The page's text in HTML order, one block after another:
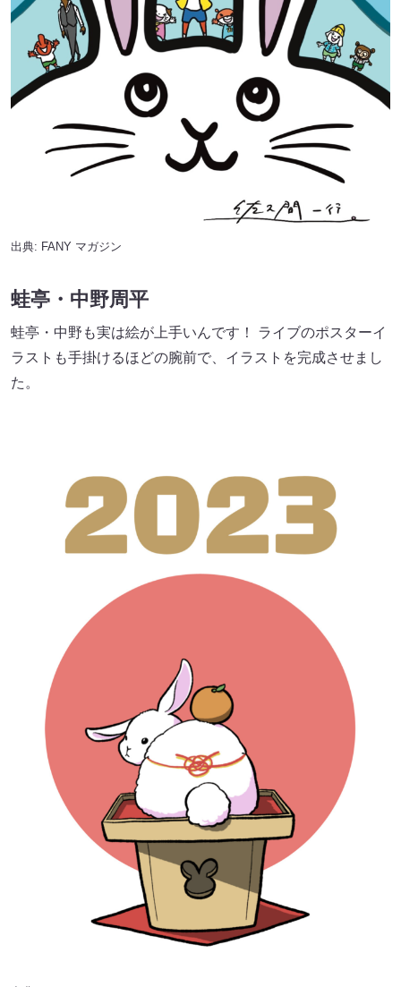
出典: FANY マガジン
蛙亭・中野周平
蛙亭・中野も実は絵が上手いんです！ ライブのポスターイ
ラストも手掛けるほどの腕前で、イラストを完成させまし
た。